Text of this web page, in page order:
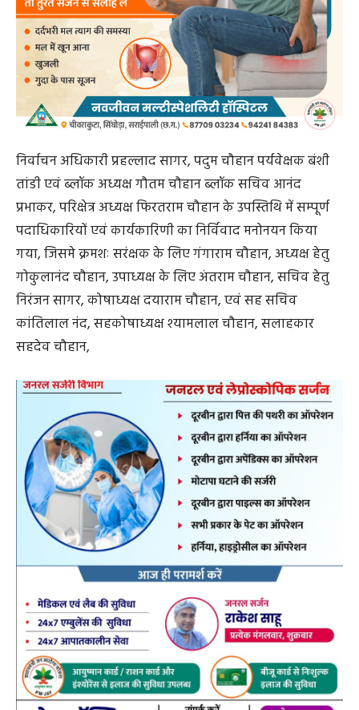
निर्वाचन अधिकारी प्रहल्लाद सागर, पदुम चौहान पर्यवेक्षक बंशी
तांडी एवं ब्लॉक अध्यक्ष गौतम चौहान ब्लॉक सचिव आनंद
प्रभाकर, परिक्षेत्र अध्यक्ष फिरतराम चौहान के उपस्तिथि में सम्पूर्ण
पदाधिकारियों एवं कार्यकारिणी का निर्विवाद मनोनयन किया
गया, जिसमे क्रमशः सरंक्षक के लिए गंगाराम चौहान, अध्यक्ष हेतु
गोकुलानंद चौहान, उपाध्यक्ष के लिए अंतराम चौहान, सचिव हेतु
निरंजन सागर, कोषाध्यक्ष दयाराम चौहान, एवं सह सचिव
कांतिलाल नंद, सहकोषाध्यक्ष श्यामलाल चौहान, सलाहकार
सहदेव चौहान,